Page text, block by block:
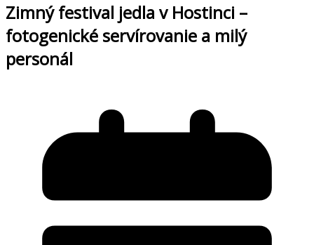
Zimný festival jedla v Hostinci –
fotogenické servírovanie a milý
personál